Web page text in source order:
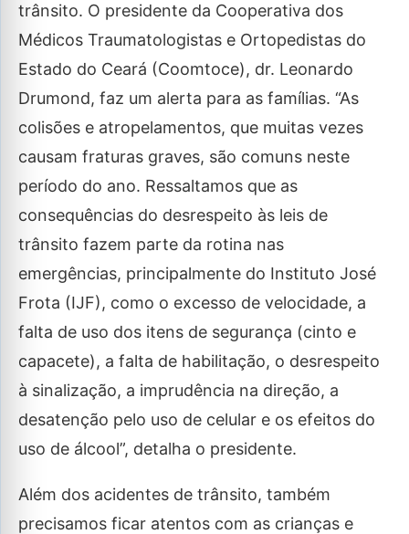
trânsito. O presidente da Cooperativa dos
Médicos Traumatologistas e Ortopedistas do
Estado do Ceará (Coomtoce), dr. Leonardo
Drumond, faz um alerta para as famílias. “As
colisões e atropelamentos, que muitas vezes
causam fraturas graves, são comuns neste
período do ano. Ressaltamos que as
consequências do desrespeito às leis de
trânsito fazem parte da rotina nas
emergências, principalmente do Instituto José
Frota (IJF), como o excesso de velocidade, a
falta de uso dos itens de segurança (cinto e
capacete), a falta de habilitação, o desrespeito
à sinalização, a imprudência na direção, a
desatenção pelo uso de celular e os efeitos do
uso de álcool”, detalha o presidente.
Além dos acidentes de trânsito, também
precisamos ficar atentos com as crianças e